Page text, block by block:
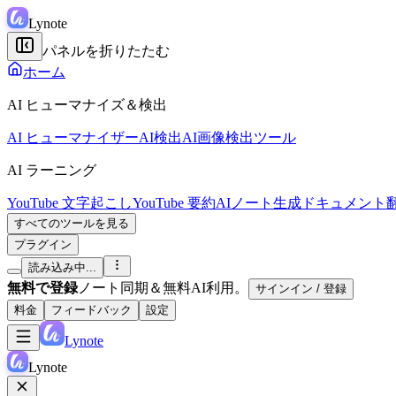
Lynote
パネルを折りたたむ
ホーム
AI ヒューマナイズ＆検出
AI ヒューマナイザーAI検出AI画像検出ツール
AI ラーニング
YouTube 文字起こしYouTube 要約AIノート生成 ドキュメント
すべてのツールを見る
プラグイン
読み込み中...
無料で登録ノート同期＆無料AI利用。
サインイン / 登録
料金
フィードバック 設定
Lynote
Lynote